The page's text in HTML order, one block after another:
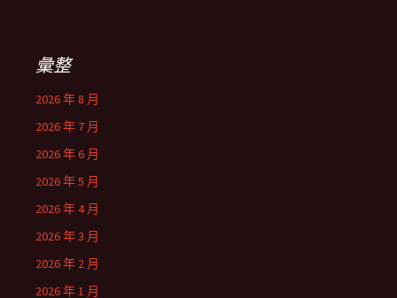
彙整
2026 年 8 月
2026 年 7 月
2026 年 6 月
2026 年 5 月
2026 年 4 月
2026 年 3 月
2026 年 2 月
2026 年 1 月